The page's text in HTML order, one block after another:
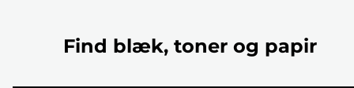
Find blæk, toner og papir